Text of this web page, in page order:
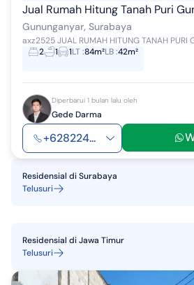
Jual Rumah Hitung Tanah Puri
Gununganyar, Surabaya
2
1 1LT:84m²LB:42m²
Diperbarui 1 bulan lalu oleh
Gede Darma
+628224...
Residensial diSurabaya
Telusuri
Residensial diJawa Timur
Telusuri